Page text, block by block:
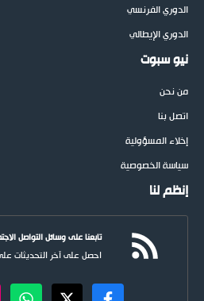
الدوري الفرنسي
الدوري الإيطالي
نيو سبوت
من نحن
اتصل بنا
إخلاء المسؤولية
سياسة الخصوصية
إنظم لنا
تابعنا على وسائل التواصل
احصل على آخر التحديثات